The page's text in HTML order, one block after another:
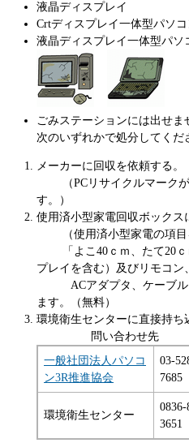
液晶ディスプレイ
Crtディスプレイ一体型パソコ
液晶ディスプレイ一体型パソ
ごみステーションには出せま
次のいずれかで処分してくだ
メーカーに回収を依頼する。
（PCリサイクルマークが
す。）
使用済小型家電回収ボックス
（使用済小型家電の項目
「よこ40ｃｍ、たて20ｃ
プレイを含む）及びリモコン
ACアダプタ、ケーブル、
ます。（無料）
環境衛生センターに直接持ち
問い合わせ先
一般社団法人パソコ
ン3R推進協会
03-
7685
環境衛生センター
0836-
3651